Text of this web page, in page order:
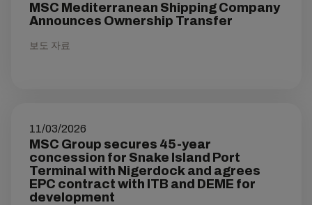
MSC Mediterranean Shipping Company
Announces Ownership Transfer
보도 자료
11/03/2026
MSC Group secures 45-year
concession for Snake Island Port
Terminal with Nigerdock and agrees
EPC contract with ITB and DEME for
development